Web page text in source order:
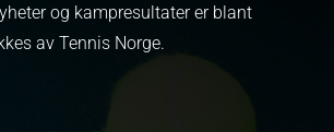
og kampresultater er blant
av Tennis Norge.